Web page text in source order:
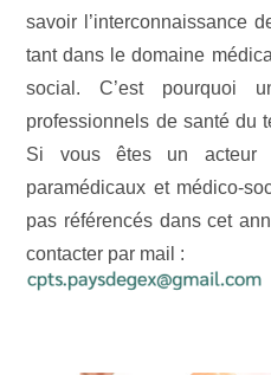
savoir l’interconnaissance
tant dans le domaine
social. C’est pourquoi
professionnels de santé du
Si vous êtes un acteur
paramédicaux et médico-
pas référencés dans cet
contacter par mail :